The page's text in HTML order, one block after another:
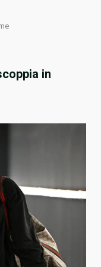
in